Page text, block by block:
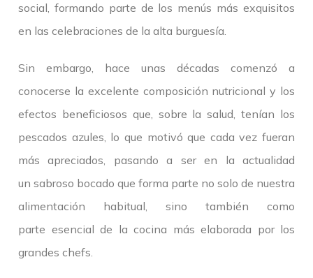
social, formando parte de los menús más exquisitos
en las celebraciones de la alta burguesía.
Sin embargo, hace unas décadas comenzó a
conocerse la excelente composición nutricional y los
efectos beneficiosos que, sobre la salud, tenían los
pescados azules, lo que motivó que cada vez fueran
más apreciados, pasando a ser en la actualidad
un sabroso bocado que forma parte no solo de nuestra
alimentación habitual, sino también como
parte esencial de la cocina más elaborada por los
grandes chefs.